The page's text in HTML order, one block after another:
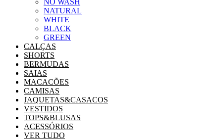
NO WASH
NATURAL
WHITE
BLACK
GREEN
CALÇAS
SHORTS
BERMUDAS
SAIAS
MACACÕES
CAMISAS
JAQUETAS&CASACOS
VESTIDOS
TOPS&BLUSAS
ACESSÓRIOS
VER TUDO